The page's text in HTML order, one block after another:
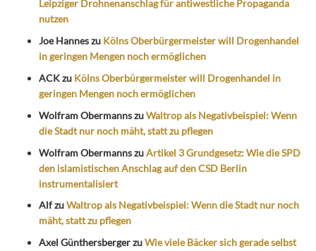
Leipziger Drohnenanschlag für antiwestliche Propaganda
nutzen
Joe Hanneszu Kölns Oberbürgermeister will Drogenhandel
in geringen Mengen noch ermöglichen
ACKzu Kölns Oberbürgermeister will Drogenhandel in
geringen Mengen noch ermöglichen
Wolfram ObermannszuWaltrop als Negativbeispiel: Wenn
die Stadt nur noch mäht, statt zu pflegen
Wolfram ObermannszuArtikel 3 Grundgesetz: Wie die SPD
den islamistischen Anschlag auf den CSD Berlin
instrumentalisiert
AlfzuWaltrop als Negativbeispiel: Wenn die Stadt nur noch
mäht, statt zu pflegen
Axel GünthersbergerzuWie viele Bäcker sich gerade selbst